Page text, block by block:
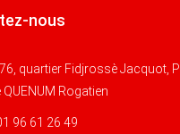
nous
quartier Fidjrossè Jacquot,
Rogatien
96 61 26 49